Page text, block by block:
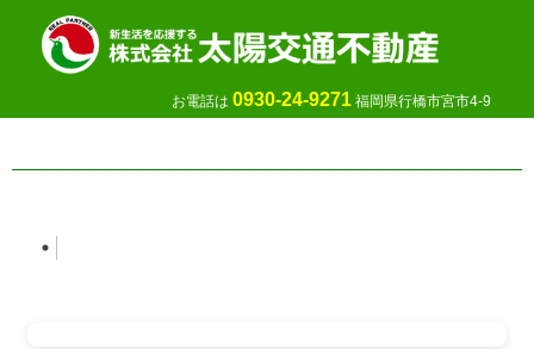
お電話は 0930-24-9271 福岡県行橋市宮市4-9